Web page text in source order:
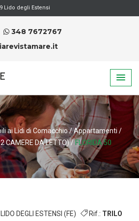
Lido degli Estensi
348 7672767
ai Lidi di Comacchio/Appartamenti /
CAMERE DA LETTO)/ FLORIDA 50
DEGLI ESTENSI (FE) Rif.: TRILO